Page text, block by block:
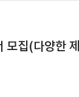
모집(다양한